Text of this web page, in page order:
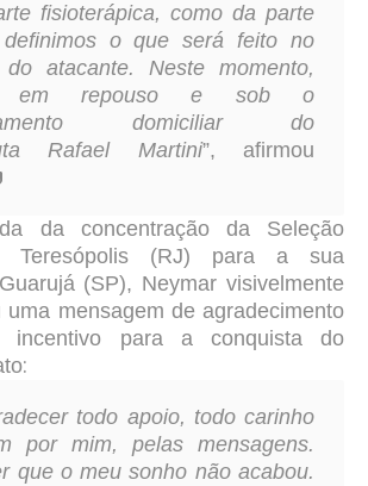
fisioterápica, como da parte
o que será feito no
do atacante. Neste momento,
em repouso e sob o
domiciliar do
Rafael Martini”, afirmou
da concentração da Seleção
Teresópolis (RJ) para a sua
(SP), Neymar visivelmente
uma mensagem de agradecimento
incentivo para a conquista do
:
todo apoio, todo carinho
por mim, pelas mensagens.
que o meu sonho não acabou.